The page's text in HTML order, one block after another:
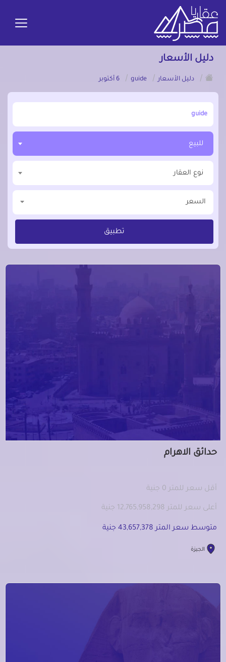
دليل الأسعار
/
دليل الأسعار /
guide
/ 6 أكتوبر
أبحث عن مدينة, محافظة, حي
للبيع
نوع العقار
السعر
تطبيق
حدائق الاهرام
أقل سعر للمتر 0 جنية
أعلى سعر للمتر 12,765,958,298 جنية
متوسط سعر المتر 43,657,378 جنية
الجيزة